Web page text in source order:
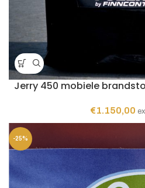
Jerry 450 mobiele
€1.150,00
-25%